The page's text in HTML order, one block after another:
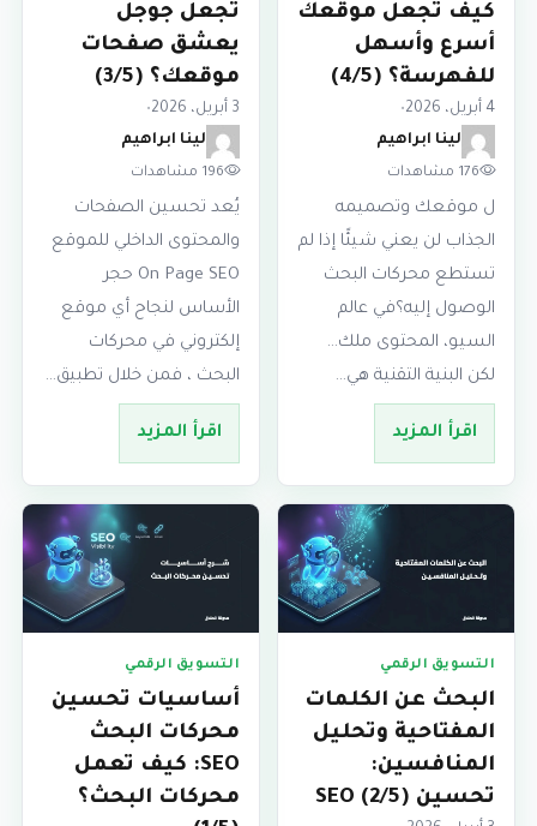
كيف تجعل موقعك
أسرع وأسهل
للفهرسة؟ (4/5)
4 أبريل، 2026
•
لينا ابراهيم
176 مشاهدات
ل موقعك وتصميمه
الجذاب لن يعني شيئًا إذا لم
تستطع محركات البحث
الوصول إليه؟في عالم
السيو، المحتوى ملك…
لكن البنية التقنية هي…
اقرأ المزيد
تجعل جوجل
يعشق صفحات
موقعك؟ (3/5)
3 أبريل، 2026
•
لينا ابراهيم
196 مشاهدات
يُعد تحسين الصفحات
والمحتوى الداخلي للموقع
On Page SEO حجر
الأساس لنجاح أي موقع
إلكتروني في محركات
البحث ، فمن خلال تطبيق…
اقرأ المزيد
التسويق الرقمي
البحث عن الكلمات
المفتاحية وتحليل
المنافسين:
تحسين SEO (2/5)
التسويق الرقمي
أساسيات تحسين
محركات البحث
SEO: كيف تعمل
محركات البحث؟